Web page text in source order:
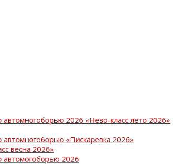
2026 «Нево-класс лето 2026»
«Пискаревка 2026»
весна 2026»
автомогоборью 2026